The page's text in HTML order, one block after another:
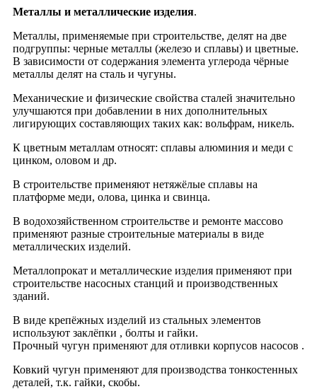
Металлы и металлические изделия.
Металлы, применяемые при строительстве, делят на две
подгруппы: черные металлы (железо и сплавы) и цветные.
В зависимости от содержания элемента углерода чёрные
металлы делят на сталь и чугуны.
Механические и физические свойства сталей значительно
улучшаются при добавлении в них дополнительных
лигирующих составляющих таких как: вольфрам, никель.
К цветным металлам относят: сплавы алюминия и меди с
цинком, оловом и др.
В строительстве применяют нетяжёлые сплавы на
платформе меди, олова, цинка и свинца.
В водохозяйственном строительстве и ремонте массово
применяют разные строительные материалы в виде
металлических изделий.
Металлопрокат и металлические изделия применяют при
строительстве насосных станций и производственных
зданий.
В виде крепёжных изделий из стальных элементов
используют заклёпки , болты и гайки.
Прочный чугун применяют для отливки корпусов насосов .
Ковкий чугун применяют для производства тонкостенных
деталей, т.к. гайки, скобы.